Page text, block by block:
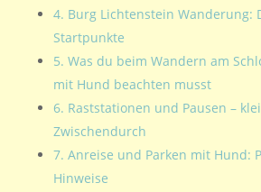
4. Burg Lichtenstein Wanderung:
Startpunkte
5. Was du beim Wandern am
mit Hund beachten musst
6. Raststationen und Pausen –
Zwischendurch
7. Anreise und Parken mit Hund:
Hinweise